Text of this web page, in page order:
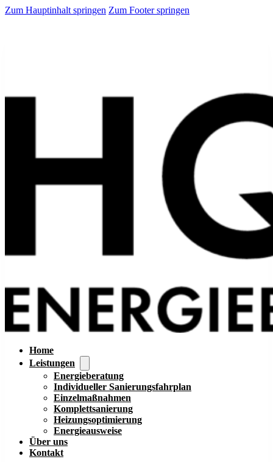
Zum Hauptinhalt springen Zum Footer springen
Home
Leistungen
Energieberatung
Individueller Sanierungsfahrplan
Einzelmaßnahmen
Komplettsanierung
Heizungsoptimierung
Energieausweise
Über uns
Kontakt